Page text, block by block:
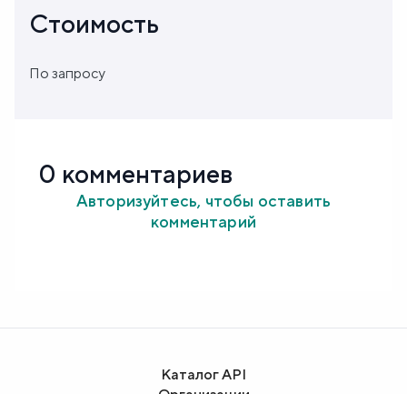
Стоимость
По запросу
0 комментариев
Авторизуйтесь, чтобы оставить
комментарий
Каталог API